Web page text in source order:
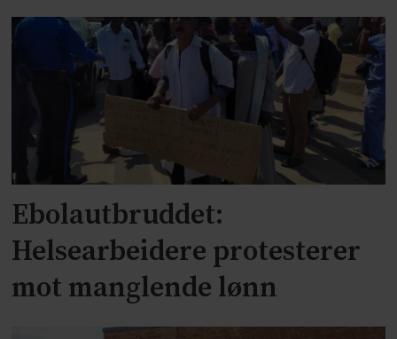
Ebolautbruddet:
Helsearbeidere protesterer
mot manglende lønn